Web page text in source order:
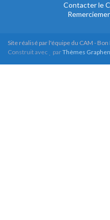
Contacter le
Site réalisé par l'équipe du CAM -
Construit avec
parThèmes